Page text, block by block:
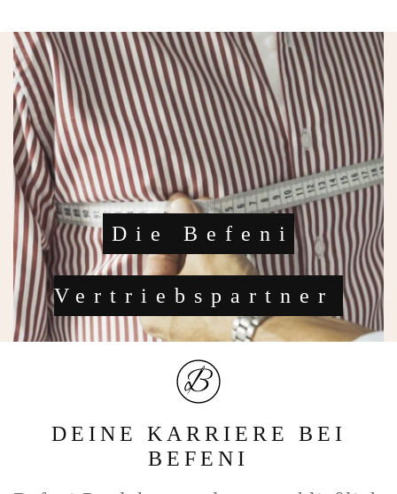
Die Befeni
Vertriebspartner
DEINE KARRIERE BEI
BEFENI